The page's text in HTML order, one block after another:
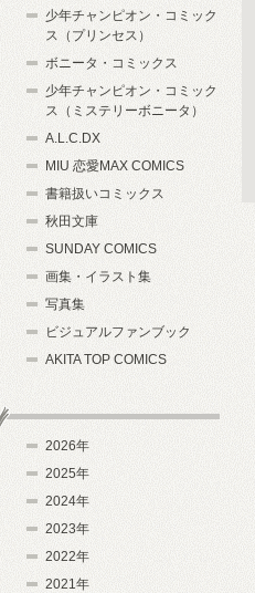
少年チャンピオン・コミック
ス（プリンセス）
ボニータ・コミックス
少年チャンピオン・コミック
ス（ミステリーボニータ）
A.L.C.DX
MIU 恋愛MAX COMICS
書籍扱いコミックス
秋田文庫
SUNDAY COMICS
画集・イラスト集
写真集
ビジュアルファンブック
AKITA TOP COMICS
2026年
2025年
2024年
2023年
2022年
2021年